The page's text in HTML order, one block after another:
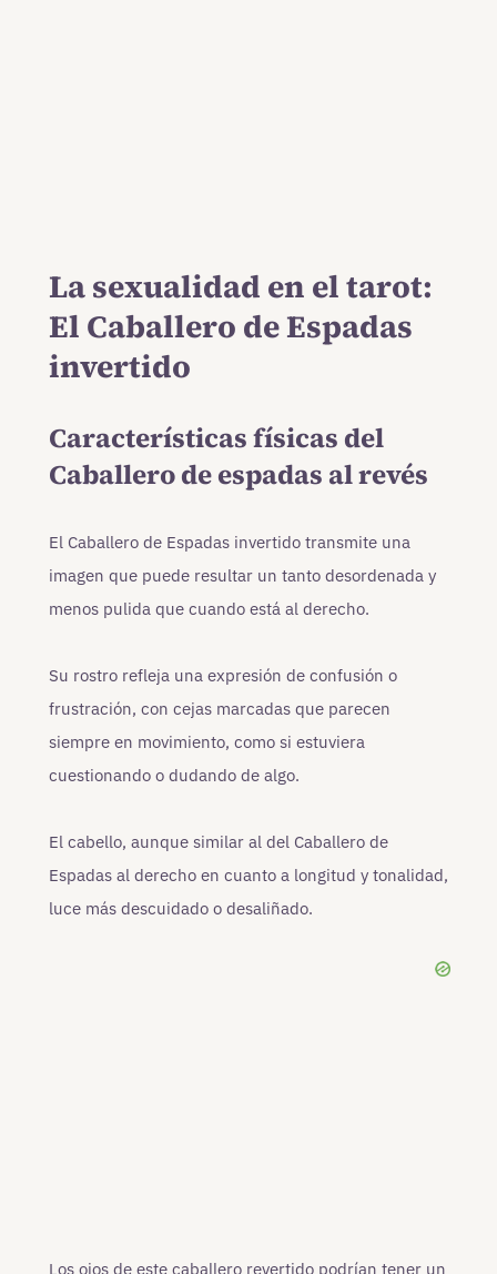
La sexualidad en el tarot:
El Caballero de Espadas
invertido
Características físicas del
Caballero de espadas al revés
El Caballero de Espadas invertido transmite una
imagen que puede resultar un tanto desordenada y
menos pulida que cuando está al derecho.
Su rostro refleja una expresión de confusión o
frustración, con cejas marcadas que parecen
siempre en movimiento, como si estuviera
cuestionando o dudando de algo.
El cabello, aunque similar al del Caballero de
Espadas al derecho en cuanto a longitud y tonalidad,
luce más descuidado o desaliñado.
Los ojos de este caballero revertido podrían tener un